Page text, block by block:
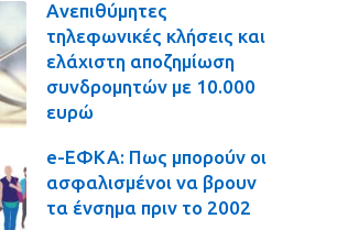
Ανεπιθύμητες
τηλεφωνικές κλήσεις και
ελάχιστη αποζημίωση
συνδρομητών με 10.000
ευρώ
e-ΕΦΚΑ: Πως μπορούν οι
ασφαλισμένοι να βρουν
τα ένσημα πριν το 2002